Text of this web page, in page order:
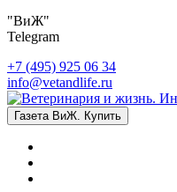
"ВиЖ"
Telegram
+7 (495) 925 06 34
info@vetandlife.ru
Газета ВиЖ. Купить